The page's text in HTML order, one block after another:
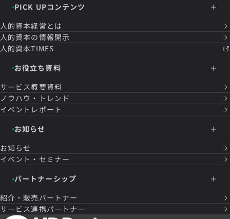
PICK UPコンテンツ
人的資本経営とは
人的資本の情報開示
人的資本TIMES
お役立ち資料
サービス概要資料
ノウハウ・トレンド
イベントレポート
お知らせ
お知らせ
イベント・セミナー
パートナーシップ
紹介・販売パートナー
サービス連携パートナー